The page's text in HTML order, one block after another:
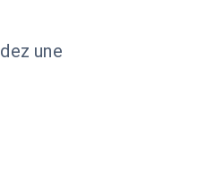
une